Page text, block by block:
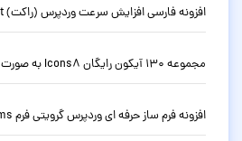
افزونه فارسی افزایش سرعت وردپرس (راکت) WP Rocket نسخه 3.23.1
مجموعه 130 آیکون رایگان Icons8 به صورت SVG
افزونه فرم ساز حرفه ای وردپرس گرویتی فرم Gravity Forms نسخه 3.0.0